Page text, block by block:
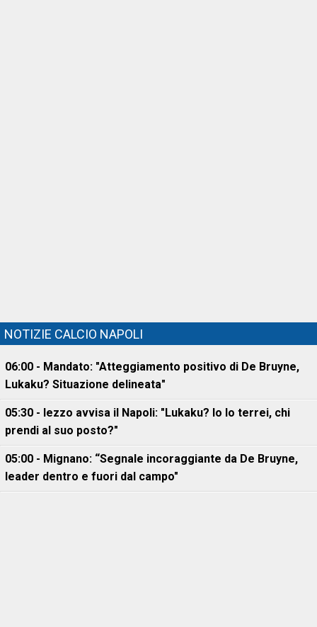
NOTIZIE CALCIO NAPOLI
06:00 - Mandato: "Atteggiamento positivo di De Bruyne,
Lukaku? Situazione delineata"
05:30 - Iezzo avvisa il Napoli: "Lukaku? Io lo terrei, chi
prendi al suo posto?"
05:00 - Mignano: “Segnale incoraggiante da De Bruyne,
leader dentro e fuori dal campo"